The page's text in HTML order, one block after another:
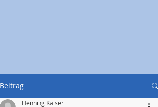
Beitrag
Henning Kaiser